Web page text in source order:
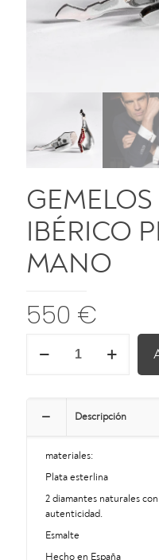
IBÉRICO
MANO
550 €
PINTADOS
Descripción
materiales:
Plata esterlina
2 diamantes naturales
autenticidad.
Esmalte
Hecho en España